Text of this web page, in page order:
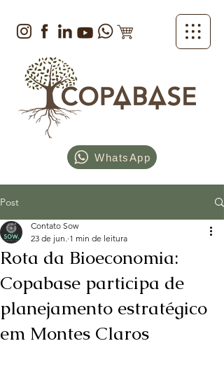
WhatsApp
Post
Rota da Bioeconomia:
Copabase participa de
planejamento estratégico
em Montes Claros
Contato Sow
23 de jun. 1 min de leitura